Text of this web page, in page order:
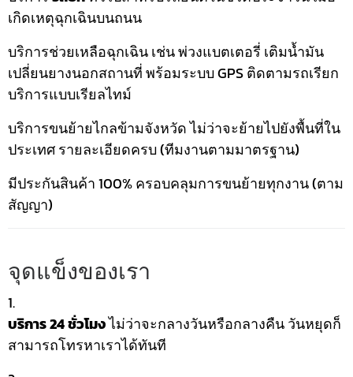
เกิดเหตุฉุกเฉินบนถนน
บริการช่วยเหลือฉุกเฉิน เช่น พ่วงแบตเตอรี่ เติมน้ำมัน
เปลี่ยนยางนอกสถานที่ พร้อมระบบ GPS ติดตามรถเรียก
บริการแบบเรียลไทม์
บริการขนย้ายไกลข้ามจังหวัด ไม่ว่าจะย้ายไปยังพื้นที่ใน
ประเทศ รายละเอียดครบ (ทีมงานตามมาตรฐาน)
มีประกันสินค้า 100% ครอบคลุมการขนย้ายทุกงาน (ตาม
สัญญา)
จุดแข็งของเรา
บริการ 24 ชั่วโมงไม่ว่าจะกลางวันหรือกลางคืน วันหยุดก็
สามารถโทรหาเราได้ทันที